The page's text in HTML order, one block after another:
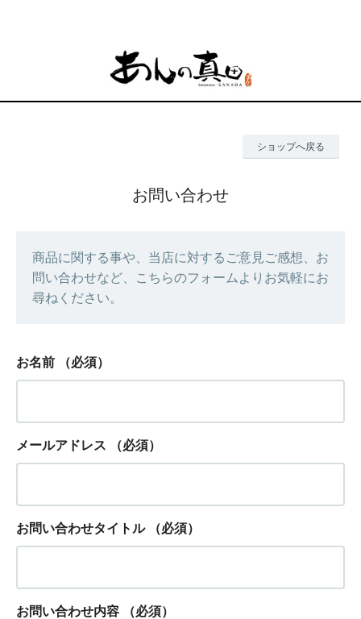
ショップへ戻る
お問い合わせ
商品に関する事や、当店に対するご意見ご感想、お
問い合わせなど、こちらのフォームよりお気軽にお
尋ねください。
お名前 （必須）
メールアドレス （必須）
お問い合わせタイトル （必須）
お問い合わせ内容 （必須）